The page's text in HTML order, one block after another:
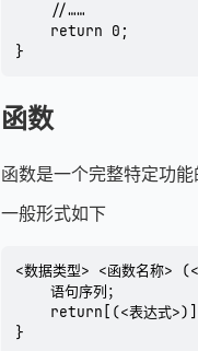
    //……
    return 0;
}
函数
函数是一个完整特定功
一般形式如下
<数据类型> <函数名称>
    语句序列；
return[(<表达式
}